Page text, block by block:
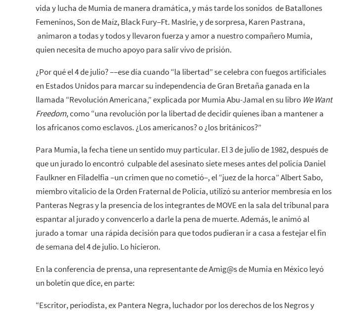
vida y lucha de Mumia de manera dramática, y más tarde los sonidos de Batallones
Femeninos, Son de Maíz, Black Fury–Ft. MasIrie, y de sorpresa, Karen Pastrana,
animaron a todas y todos y llevaron fuerza y amor a nuestro compañero Mumia,
quien necesita de mucho apoyo para salir vivo de prisión.
¿Por qué el 4 de julio? ––ese día cuando “la libertad” se celebra con fuegos artificiales
en Estados Unidos para marcar su independencia de Gran Bretaña ganada en la
llamada “Revolución Americana,” explicada por Mumia Abu-Jamal en su libro We Want
Freedom, como “una revolución por la libertad de decidir quienes iban a mantener a
los africanos como esclavos. ¿Los americanos? o ¿los británicos?”
Para Mumia, la fecha tiene un sentido muy particular. El 3 de julio de 1982, después de
que un jurado lo encontró culpable del asesinato siete meses antes del policía Daniel
Faulkner en Filadelfia –un crimen que no cometió–, el “juez de la horca” Albert Sabo,
miembro vitalicio de la Orden Fraternal de Policía, utilizó su anterior membresía en los
Panteras Negras y la presencia de los integrantes de MOVE en la sala del tribunal para
espantar al jurado y convencerlo a darle la pena de muerte. Además, le animó al
jurado a tomar una rápida decisión para que todos pudieran ir a casa a festejar el fin
de semana del 4 de julio. Lo hicieron.
En la conferencia de prensa, una representante de Amig@s de Mumia en México leyó
un boletín que dice, en parte:
“Escritor, periodista, ex Pantera Negra, luchador por los derechos de los Negros y